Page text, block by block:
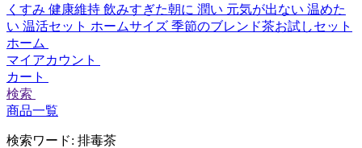
くすみ 健康維持 飲みすぎた朝に 潤い 元気が出ない 温めた
い 温活セット ホームサイズ 季節のブレンド茶お試しセット
ホーム
マイアカウント
カート
検索
商品一覧
検索ワード: 排毒茶